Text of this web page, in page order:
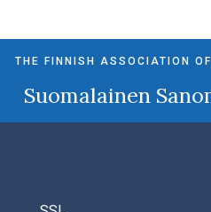
THE FINNISH ASSOCIATION
Suomalainen